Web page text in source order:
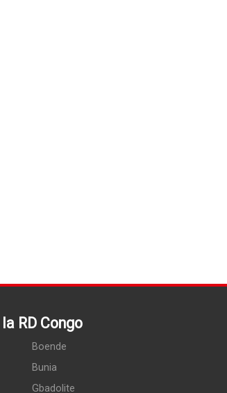
RD Congo
Boende
Bunia
Gbadolite